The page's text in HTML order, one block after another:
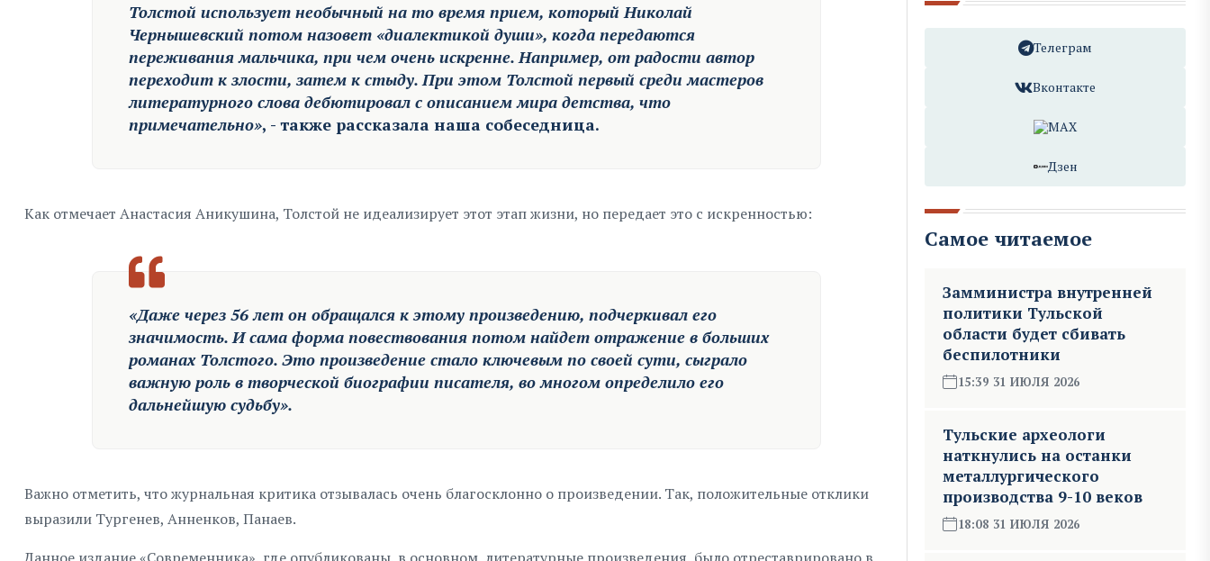
Толстой использует необычный на то время прием, который Николай
Чернышевский потом назовет «диалектикой души», когда передаются
переживания мальчика, при чем очень искренне. Например, от радости автор
переходит к злости, затем к стыду. При этом Толстой первый среди мастеров
литературного слова дебютировал с описанием мира детства, что
примечательно», - также рассказала наша собеседница.
Как отмечает Анастасия Аникушина, Толстой не идеализирует этот этап жизни, но передает это с искренностью:
«Даже через 56 лет он обращался к этому произведению, подчеркивал его
значимость. И сама форма повествования потом найдет отражение в больших
романах Толстого. Это произведение стало ключевым по своей сути, сыграло
важную роль в творческой биографии писателя, во многом определило его
дальнейшую судьбу».
Важно отметить, что журнальная критика отзывалась очень благосклонно о произведении. Так, положительные отклики
выразили Тургенев, Анненков, Панаев.
Телеграм
Вконтакте
MAX
Дзен
Самое читаемое
Замминистра внутренней
политики Тульской
области будет сбивать
беспилотники
15:39 31 ИЮЛЯ 2026
Тульские археологи
наткнулись на останки
металлургического
производства 9-10 веков
18:08 31 ИЮЛЯ 2026